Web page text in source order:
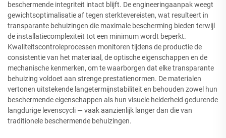
beschermende integriteit intact blijft. De engineeringaanpak weegt
gewichtsoptimalisatie af tegen sterktevereisten, wat resulteert in
transparante behuizingen die maximale bescherming bieden terwijl
de installatiecomplexiteit tot een minimum wordt beperkt.
Kwaliteitscontroleprocessen monitoren tijdens de productie de
consistentie van het materiaal, de optische eigenschappen en de
mechanische kenmerken, om te waarborgen dat elke transparante
behuizing voldoet aan strenge prestatienormen. De materialen
vertonen uitstekende langetermijnstabiliteit en behouden zowel hun
beschermende eigenschappen als hun visuele helderheid gedurende
langdurige levenscycli — vaak aanzienlijk langer dan die van
traditionele beschermende behuizingen.